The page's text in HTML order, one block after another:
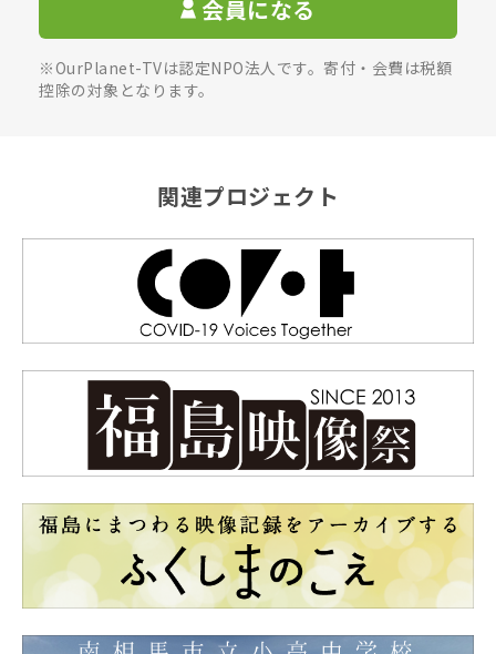
会員になる
※OurPlanet-TVは認定NPO法人です。寄付・会費は税額
控除の対象となります。
関連プロジェクト